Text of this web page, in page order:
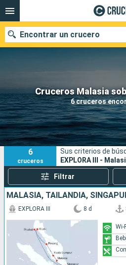
Cruceros Malasia
6 cruceros
Encontrar un crucero
Fecha de salida
6
cruceros
Sus criterios de
EXPLORA III -
Filtrar
MALASIA, TAILANDIA,
EXPLORA III 8 d
Wi-